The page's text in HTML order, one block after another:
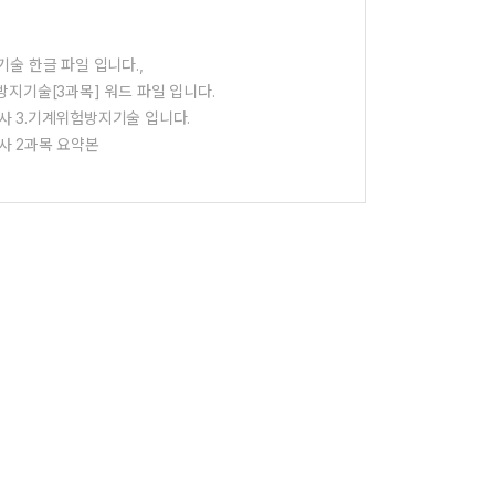
술 한글 파일 입니다.,
지기술[3과목] 워드 파일 입니다.
3.기계위험방지기술 입니다.
2과목 요약본